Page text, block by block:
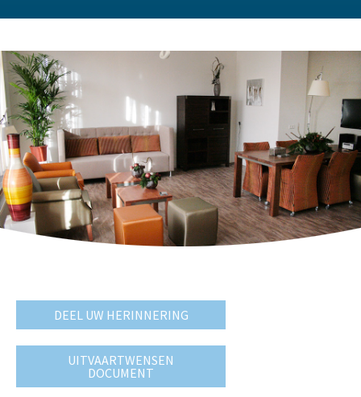
DEEL UW HERINNERING
UITVAARTWENSEN
DOCUMENT